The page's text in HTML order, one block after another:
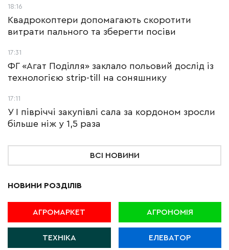
18:16
Квадрокоптери допомагають скоротити
витрати пального та зберегти посіви
17:31
ФГ «Агат Поділля» заклало польовий дослід із
технологією strip-till на соняшнику
17:11
У І півріччі закупівлі сала за кордоном зросли
більше ніж у 1,5 раза
ВСІ НОВИНИ
НОВИНИ РОЗДІЛІВ
АГРОМАРКЕТ АГРОНОМІЯ
ТЕХНІКА ЕЛЕВАТОР